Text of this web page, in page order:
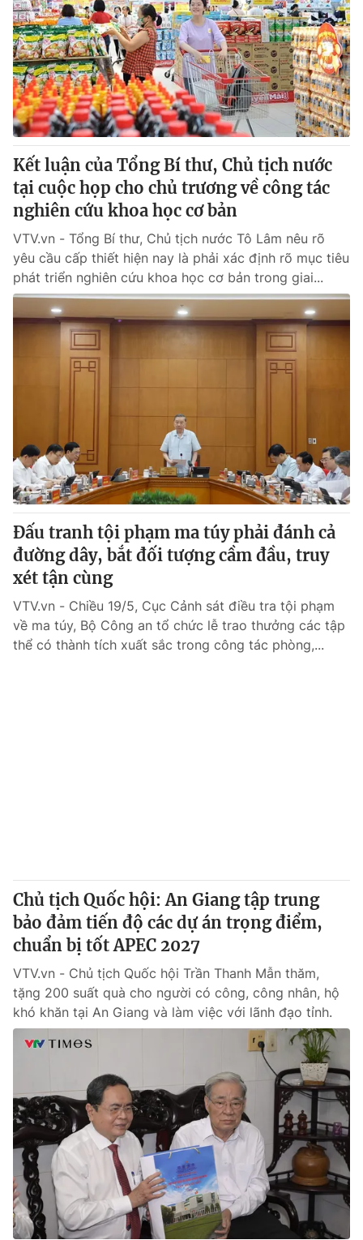
Kết luận của Tổng Bí thư, Chủ tịch nước
tại cuộc họp cho chủ trương về công tác
nghiên cứu khoa học cơ bản
VTV.vn - Tổng Bí thư, Chủ tịch nước Tô Lâm nêu rõ
yêu cầu cấp thiết hiện nay là phải xác định rõ mục tiêu
phát triển nghiên cứu khoa học cơ bản trong giai...
Đấu tranh tội phạm ma túy phải đánh cả
đường dây, bắt đối tượng cầm đầu, truy
xét tận cùng
VTV.vn - Chiều 19/5, Cục Cảnh sát điều tra tội phạm
về ma túy, Bộ Công an tổ chức lễ trao thưởng các tập
thể có thành tích xuất sắc trong công tác phòng,...
Chủ tịch Quốc hội: An Giang tập trung
bảo đảm tiến độ các dự án trọng điểm,
chuẩn bị tốt APEC 2027
VTV.vn - Chủ tịch Quốc hội Trần Thanh Mẫn thăm,
tặng 200 suất quà cho người có công, công nhân, hộ
khó khăn tại An Giang và làm việc với lãnh đạo tỉnh.